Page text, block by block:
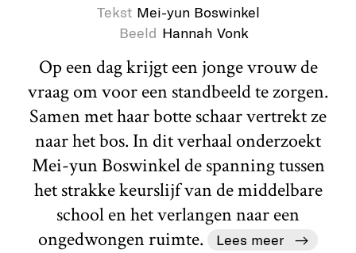
Tekst Mei-yun Boswinkel
Beeld Hannah Vonk
Op een dag krijgt een jonge vrouw de
vraag om voor een standbeeld te zorgen.
Samen met haar botte schaar vertrekt ze
naar het bos. In dit verhaal onderzoekt
Mei-yun Boswinkel de spanning tussen
het strakke keurslijf van de middelbare
school en het verlangen naar een
ongedwongen ruimte.
Lees meer